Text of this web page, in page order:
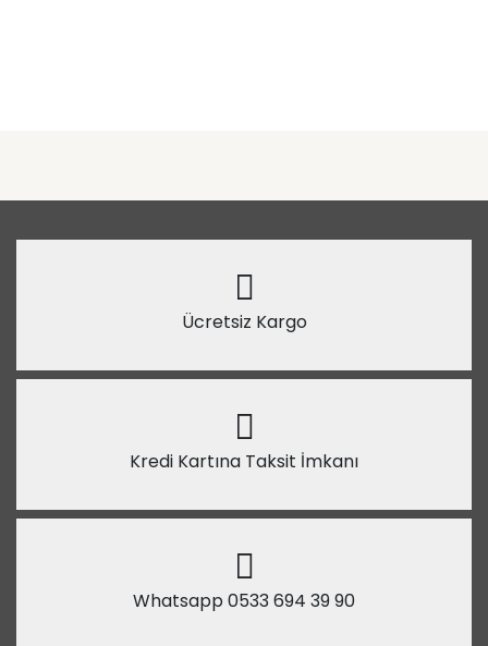
Ücretsiz Kargo
Kredi Kartına Taksit İmkanı
Whatsapp 0533 694 39 90